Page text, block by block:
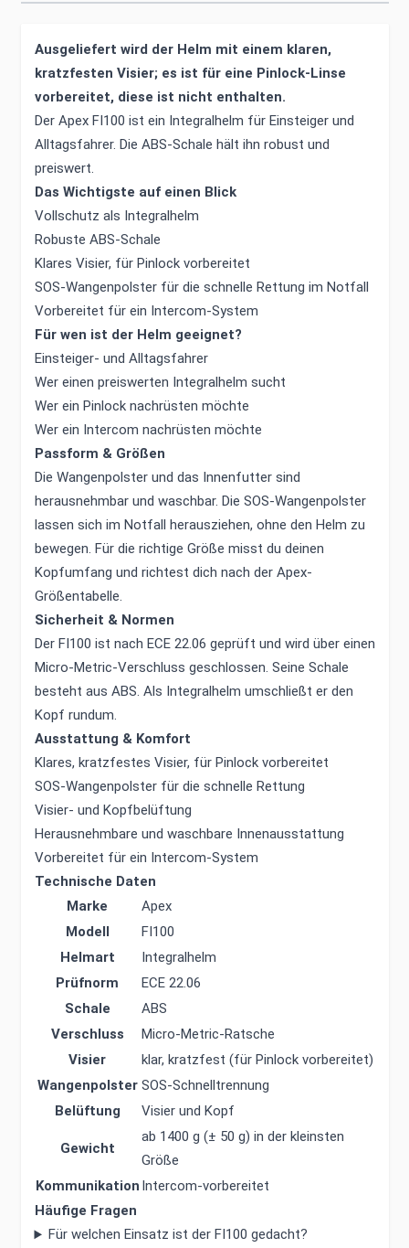
Ausgeliefert wird der Helm mit einem klaren,
kratzfesten Visier; es ist für eine Pinlock-Linse
vorbereitet, diese ist nicht enthalten.
Der Apex FI100 ist ein Integralhelm für Einsteiger und
Alltagsfahrer. Die ABS-Schale hält ihn robust und
preiswert.
Das Wichtigste auf einen Blick
Vollschutz als Integralhelm
Robuste ABS-Schale
Klares Visier, für Pinlock vorbereitet
SOS-Wangenpolster für die schnelle Rettung im Notfall
Vorbereitet für ein Intercom-System
Für wen ist der Helm geeignet?
Einsteiger- und Alltagsfahrer
Wer einen preiswerten Integralhelm sucht
Wer ein Pinlock nachrüsten möchte
Wer ein Intercom nachrüsten möchte
Passform & Größen
Die Wangenpolster und das Innenfutter sind
herausnehmbar und waschbar. Die SOS-Wangenpolster
lassen sich im Notfall herausziehen, ohne den Helm zu
bewegen. Für die richtige Größe misst du deinen
Kopfumfang und richtest dich nach der Apex-
Größentabelle.
Sicherheit & Normen
Der FI100 ist nach ECE 22.06 geprüft und wird über einen
Micro-Metric-Verschluss geschlossen. Seine Schale
besteht aus ABS. Als Integralhelm umschließt er den
Kopf rundum.
Ausstattung & Komfort
Klares, kratzfestes Visier, für Pinlock vorbereitet
SOS-Wangenpolster für die schnelle Rettung
Visier- und Kopfbelüftung
Herausnehmbare und waschbare Innenausstattung
Vorbereitet für ein Intercom-System
Technische Daten
Marke
Apex
Modell
FI100
Helmart
Integralhelm
Prüfnorm
ECE 22.06
Schale
ABS
Verschluss
Micro-Metric-Ratsche
Visier
klar, kratzfest (für Pinlock vorbereitet)
Wangenpolster SOS-Schnelltrennung
Belüftung
Visier und Kopf
Gewicht
ab 1400 g (± 50 g) in der kleinsten
Größe
Kommunikation Intercom-vorbereitet
Häufige Fragen
Für welchen Einsatz ist der FI100 gedacht?